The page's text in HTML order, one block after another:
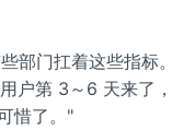
部门扛着这些指标。
户第 3～6 天来了，
惜了。"